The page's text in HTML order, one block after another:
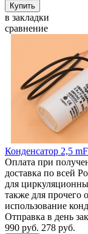
в закладки
сравнение
Конденсатор 2,5
Оплата при
доставка по всей
для
также для прочего
использование
Отправка в день
990 руб. 278 руб.